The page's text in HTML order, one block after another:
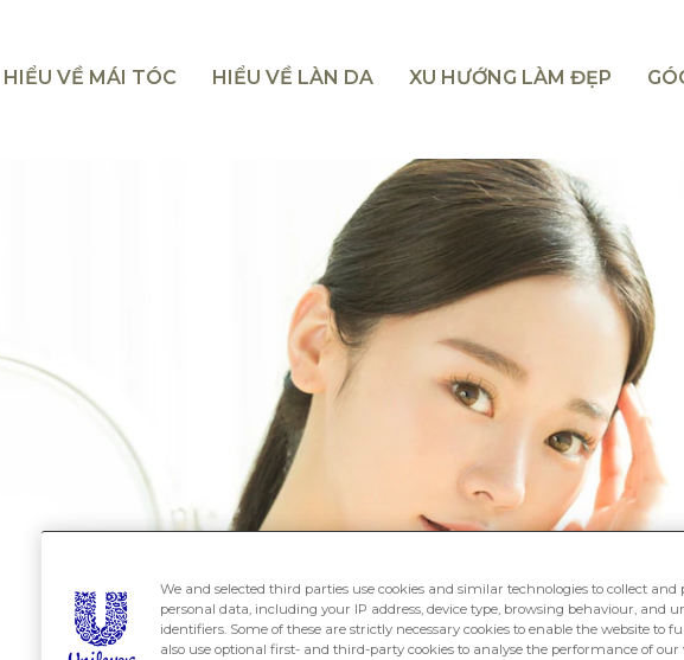
HIỂU VỀ MÁI TÓC HIỂU VỀ LÀN DA XU HƯỚNG LÀM ĐẸP
We and selected third parties use cookies and similar technologies to collect and
personal data, including your IP address, device type, browsing behaviour, and
identifiers. Some of these are strictly necessary cookies to enable the website to
also use optional first- and third-party cookies to analyse the performance of our